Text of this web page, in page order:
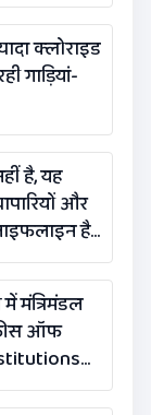
क्लोराइड
गाड़ियां-
है, यह
और
है:
मंत्रिमंडल
ऑफ